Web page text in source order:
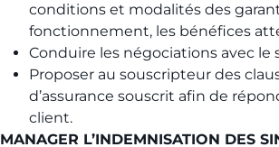
conditions et modalités des
fonctionnement, les bénéfices
Conduire les négociations avec le
Proposer au souscripteur des
d’assurance souscrit afin de
client.
MANAGER L’INDEMNISATION DES